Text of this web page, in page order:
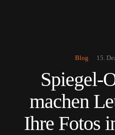
Blog 15.
Spiegel-
machen
Ihre Fotos